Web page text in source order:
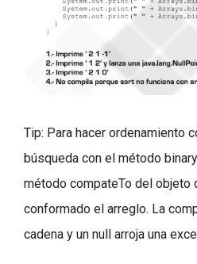
Tip: Para hacer ordenamiento
búsqueda con el método
método compateTo del objeto
conformado el arreglo. La
cadena y un null arroja una